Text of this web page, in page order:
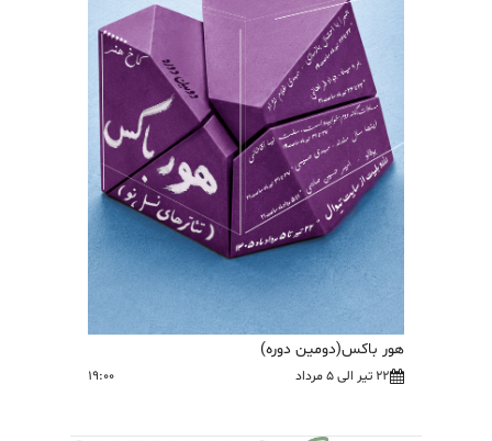
هور باکس(دومین دوره)
22 تیر الی 5 مرداد 19:00